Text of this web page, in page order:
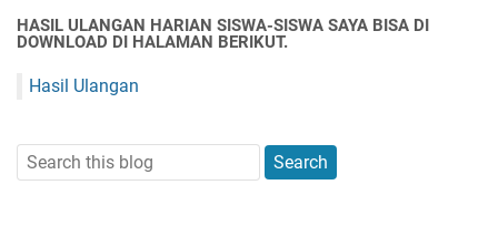
HASIL ULANGAN HARIAN SISWA-SISWA SAYA BISA DI
DOWNLOAD DI HALAMAN BERIKUT.
Hasil Ulangan